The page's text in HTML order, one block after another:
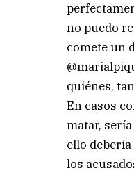
no puedo
comete un
quiénes,
En casos
matar,
ello
los